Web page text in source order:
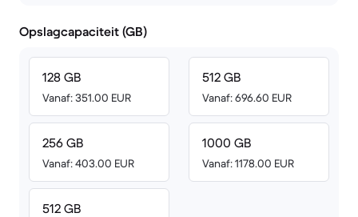
Opslagcapaciteit (GB)
128 GB
Vanaf: 351.00 EUR
256 GB
Vanaf: 403.00 EUR
512 GB
512 GB
Vanaf: 696.60 EUR
1000 GB
Vanaf: 1178.00 EUR